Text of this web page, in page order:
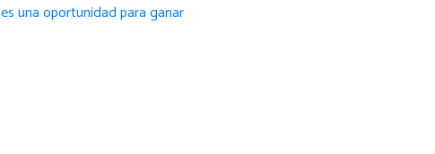
una oportunidad para ganar